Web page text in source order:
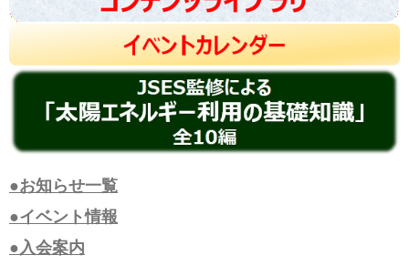
●お知らせ一覧
●イベント情報
●入会案内